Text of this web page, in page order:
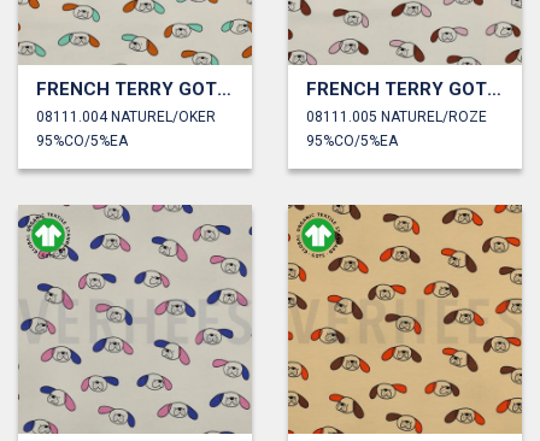
FRENCH TERRY GOTS HONDEN JENNIFER BOURON
08111.004 NATUREL/OKER
95%CO/5%EA
FRENCH TERRY GOTS HONDEN JENNIFER BOURON
08111.005 NATUREL/ROZE
95%CO/5%EA